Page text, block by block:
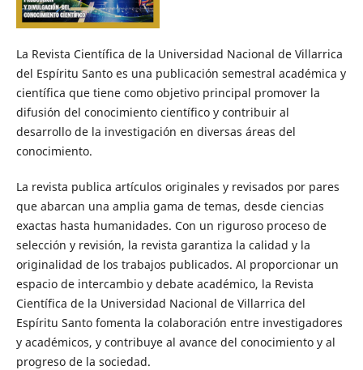
La Revista Científica de la Universidad Nacional de Villarrica
del Espíritu Santo es una publicación semestral académica y
científica que tiene como objetivo principal promover la
difusión del conocimiento científico y contribuir al
desarrollo de la investigación en diversas áreas del
conocimiento.
La revista publica artículos originales y revisados por pares
que abarcan una amplia gama de temas, desde ciencias
exactas hasta humanidades. Con un riguroso proceso de
selección y revisión, la revista garantiza la calidad y la
originalidad de los trabajos publicados. Al proporcionar un
espacio de intercambio y debate académico, la Revista
Científica de la Universidad Nacional de Villarrica del
Espíritu Santo fomenta la colaboración entre investigadores
y académicos, y contribuye al avance del conocimiento y al
progreso de la sociedad.